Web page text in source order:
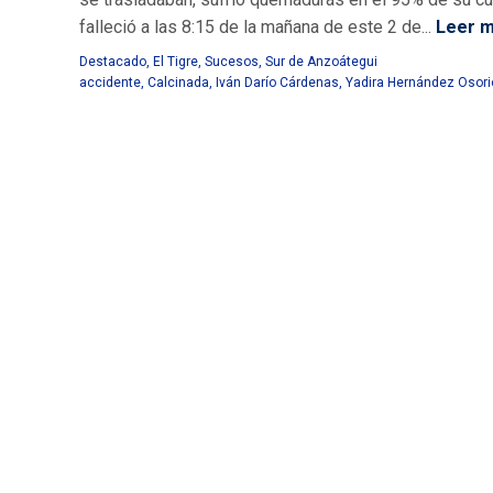
falleció a las 8:15 de la mañana de este 2 de... Leer
Destacado El Tigre Sucesos Sur de Anzoátegui
accidente Calcinada Iván Darío Cárdenas Yadira Hernández